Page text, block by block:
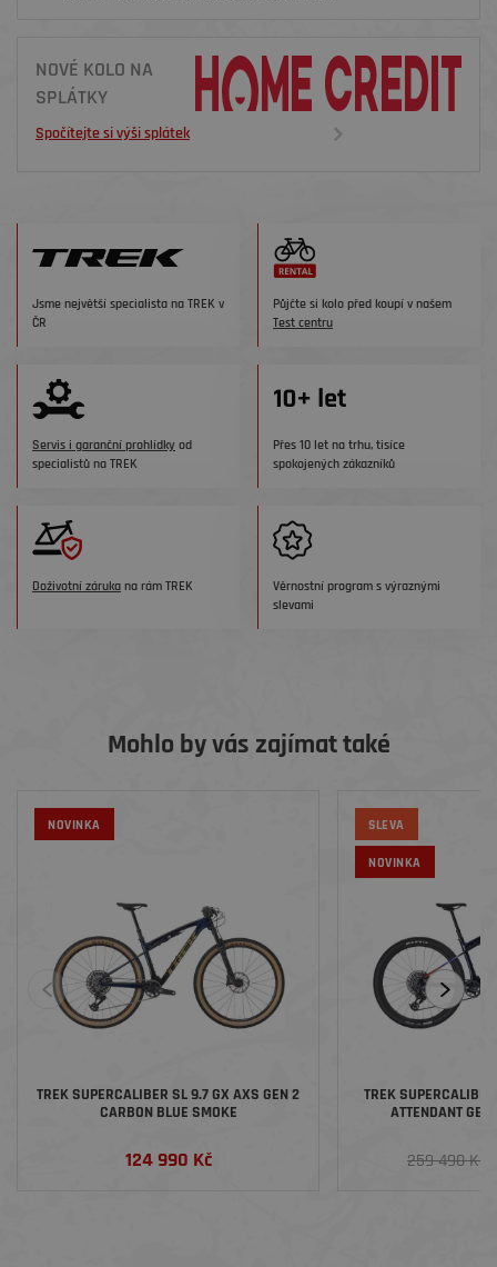
NOVÉ KOLO NA
SPLÁTKY
Spočítejte si výši splátek
Jsme největší specialista na TREK v
ČR
Půjčte si kolo před koupí v našem
Test centru
Servis i garanční prohlídky od
specialistů na TREK
Přes 10 let na trhu, tisíce
spokojených zákazníků
Doživotní záruka na rám TREK
Věrnostní program s výraznými
slevami
Mohlo by vás zajímat také
NOVINKA
TREK SUPERCALIBER SL 9.7 GX AXS GEN 2
CARBON BLUE SMOKE
124 990 Kč
SLEVA
NOVINKA
TREK
ATTENDANT
259 490 Kč